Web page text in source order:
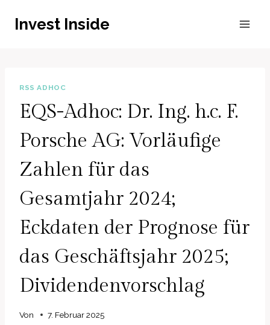
InhaltInvest Inside
RSS ADHOC
EQS-Adhoc: Dr. Ing. h.c. F.
Porsche AG: Vorläufige
Zahlen für das
Gesamtjahr 2024;
Eckdaten der Prognose für
das Geschäftsjahr 2025;
Dividendenvorschlag
Von 7. Februar 2025